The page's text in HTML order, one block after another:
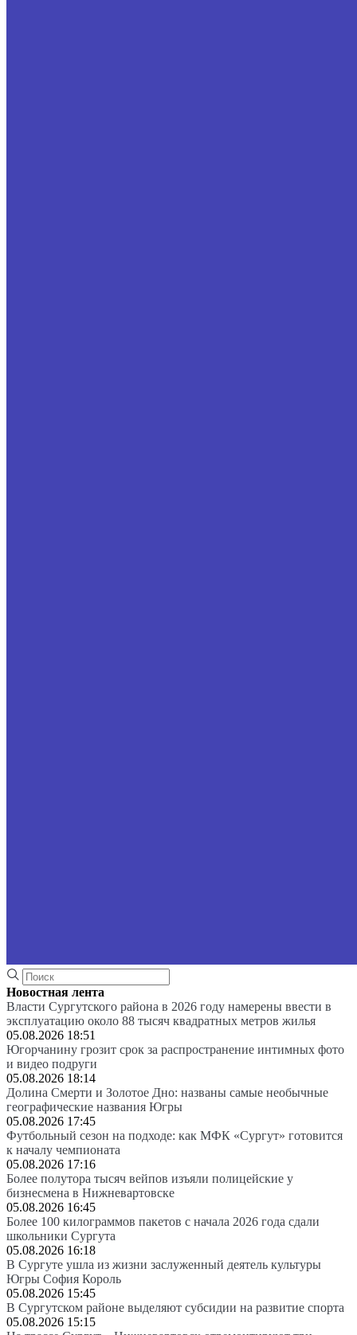
Новостная лента
Власти Сургутского района в 2026 году намерены ввести в
эксплуатацию около 88 тысяч квадратных метров жилья
05.08.2026 18:51
Югорчанину грозит срок за распространение интимных фото
и видео подруги
05.08.2026 18:14
Долина Смерти и Золотое Дно: названы самые необычные
географические названия Югры
05.08.2026 17:45
Футбольный сезон на подходе: как МФК «Сургут» готовится
к началу чемпионата
05.08.2026 17:16
Более полутора тысяч вейпов изъяли полицейские у
бизнесмена в Нижневартовске
05.08.2026 16:45
Более 100 килограммов пакетов с начала 2026 года сдали
школьники Сургута
05.08.2026 16:18
В Сургуте ушла из жизни заслуженный деятель культуры
Югры София Король
05.08.2026 15:45
В Сургутском районе выделяют субсидии на развитие спорта
05.08.2026 15:15